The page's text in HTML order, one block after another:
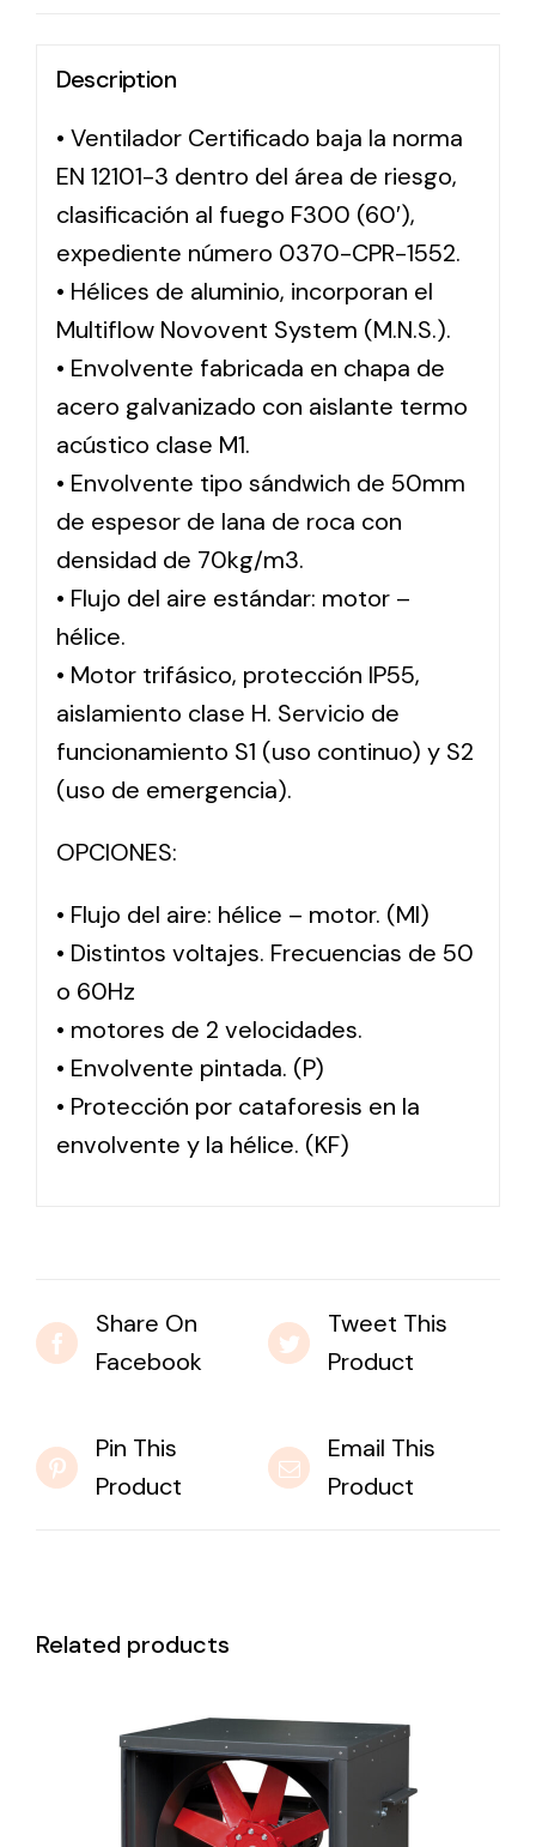
Description
• Ventilador Certificado baja la norma
EN 12101-3 dentro del área de riesgo,
clasificación al fuego F300 (60′),
expediente número 0370-CPR-1552.
• Hélices de aluminio, incorporan el
Multiflow Novovent System (M.N.S.).
• Envolvente fabricada en chapa de
acero galvanizado con aislante termo
acústico clase M1.
• Envolvente tipo sándwich de 50mm
de espesor de lana de roca con
densidad de 70kg/m3.
• Flujo del aire estándar: motor –
hélice.
• Motor trifásico, protección IP55,
aislamiento clase H. Servicio de
funcionamiento S1 (uso continuo) y S2
(uso de emergencia).
OPCIONES:
• Flujo del aire: hélice – motor. (MI)
• Distintos voltajes. Frecuencias de 50
o 60Hz
• motores de 2 velocidades.
• Envolvente pintada. (P)
• Protección por cataforesis en la
envolvente y la hélice. (KF)
Share On
Facebook
Tweet This
Product
Pin This
Product
Email This
Product
Related products